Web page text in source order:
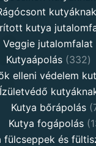
kutyáknak
kutya
Veggie jutalomfalat
Kutyaápolás 332
elleni védelem
Ízületvédő
Kutya bőrápolás
Kutya fogápolás
fülcseppek és